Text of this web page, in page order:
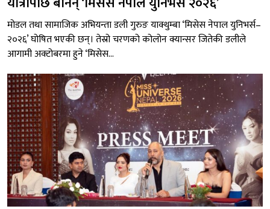
मोडल तथा सामाजिक अभियन्ता डली गुरुङ याक्थुम्बा ‘मिसेस नेपाल युनिभर्स–
२०२६’ घोषित भएकी छन्। तेस्रो चरणको कोलोन क्यान्सर जितेकी डलीले
आगामी अक्टोबरमा हुने ‘मिसेस...